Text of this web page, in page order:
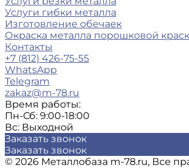
Услуги гибки металла
Изготовление обечаек
Окраска металла порошковой
Контакты
+7 (812) 426-75-55
WhatsApp
Telegram
zakaz@m-78.ru
Время работы:
Пн-Сб: 9:00-18:00
Вс: Выходной
Заказать звонок
Заказать звонок
© 2026 Металлобаза m-78.ru, Все